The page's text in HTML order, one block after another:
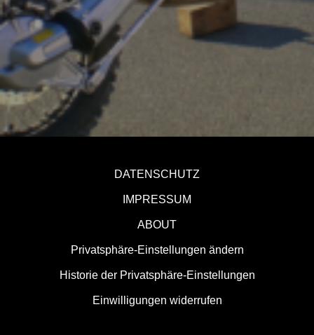
DATENSCHUTZ
IMPRESSUM
ABOUT
Privatsphäre-Einstellungen ändern
Historie der Privatsphäre-Einstellungen
Einwilligungen widerrufen